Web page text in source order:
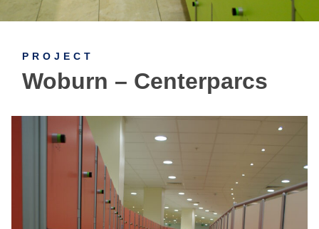
PROJECT
Woburn – Centerparcs